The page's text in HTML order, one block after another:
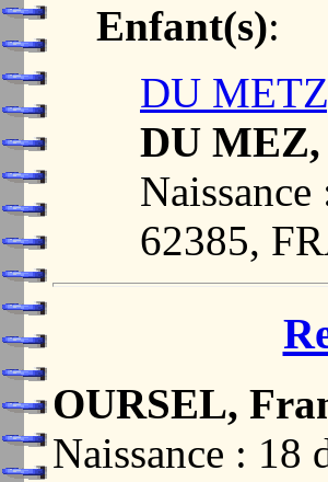
Enfant(s):
DU
DU MEZ,
62385,
OURSEL,
Naissance :